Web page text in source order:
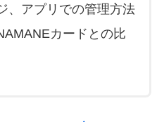
、アプリでの管理方法
カードとの比